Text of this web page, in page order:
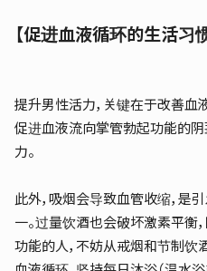
【促进血液循环的生活习
提升男性活力，关键在于改善血
促进血液流向掌管勃起功能的
力。
此外，吸烟会导致血管收缩，是
一。过量饮酒也会破坏激素平衡
功能的人，不妨从戒烟和节制饮